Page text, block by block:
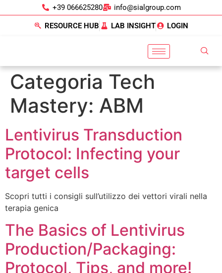
+39 066625280 info@sialgroup.com
RESOURCE HUB LAB INSIGHT LOGIN
Categoria Tech
Mastery: ABM
Lentivirus Transduction
Protocol: Infecting your
target cells
Scopri tutti i consigli sull’utilizzo dei vettori virali nella
terapia genica
The Basics of Lentivirus
Production/Packaging:
Protocol, Tips, and more!